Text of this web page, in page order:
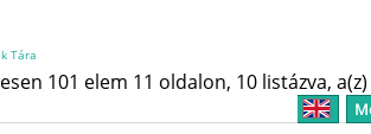
Tára
101 elem 11 oldalon, 10 listázva,